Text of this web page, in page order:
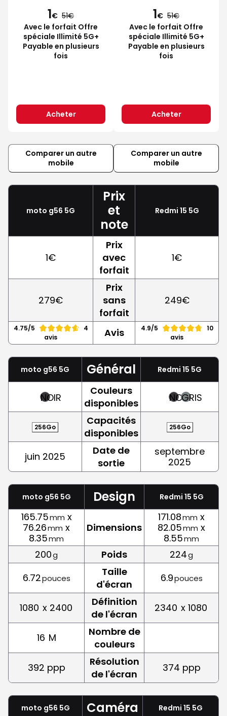
1€ 51
Avec le forfait Offre
spéciale Illimité 5G+
Payable en plusieurs
fois
Acheter
1€ 51
Avec le forfait Offre
spéciale Illimité 5G+
Payable en plusieurs
fois
Acheter
Comparer un autre
mobile
Comparer un autre
mobile
moto g56 5G
Prix
et
note
Redmi 15 5G
1€
Prix
avec
forfait
1€
279€
Prix
sans
forfait
249€
4.75/5
4
avis
Avis 4.9/5
10
avis
moto g56 5G Général Redmi 15 5G
NOIR
Couleurs
disponibles
NOIRGRIS
256Go
Capacités
disponibles
256Go
juin 2025
Date de
sortie
septembre
2025
moto g56 5G Design Redmi 15 5G
165.75mm x
76.26mm x
8.35mm
Dimensions
171.08mm x
82.05mm x
8.55mm
200g Poids 224g
6.72pouces
Taille
d'écran
6.9pouces
1080 x 2400
Définition
de l'écran
2340 x 1080
16 M
Nombre de
couleurs
392 ppp
Résolution
de l'écran
374 ppp
moto g56 5G Caméra Redmi 15 5G